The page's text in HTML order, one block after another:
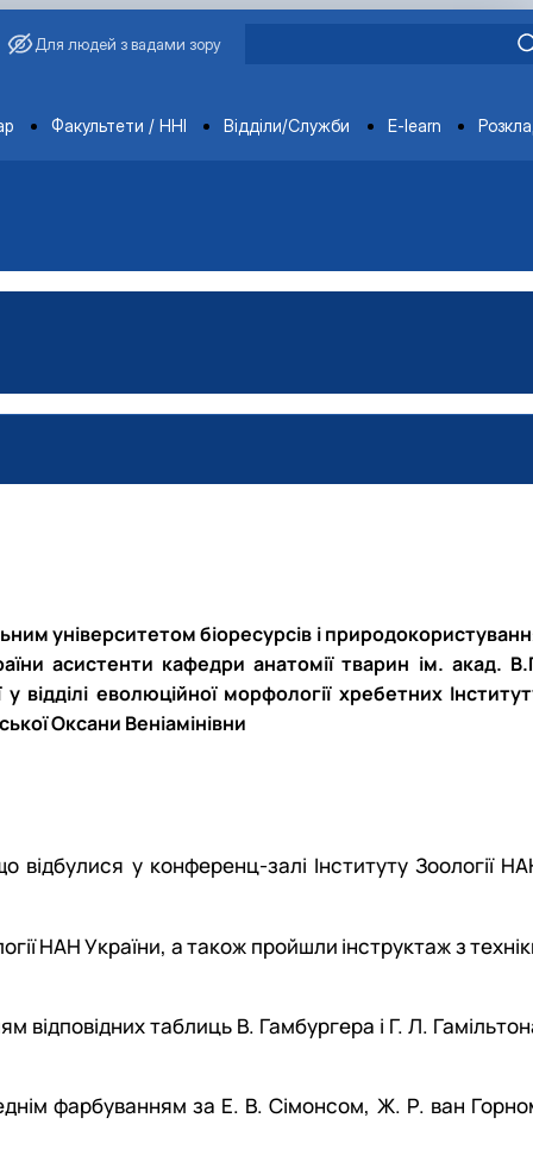
Для людей з вадами зору
Факультети / ННІ Відділи/Служби E-learn
університетом біоресурсів і
асистенти кафедри анатомії тварин ім. акад.
еволюційної морфології хребетних
Оксани Веніамінівни
відбулися у конференц-залі Інституту Зоології
НАН України, а також пройшли інструктаж з
таблиць В. Гамбургера і Г. Л.
фарбуванням за Е. В. Сімонсом, Ж. Р. ван